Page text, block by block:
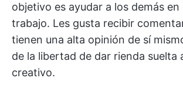
objetivo es ayudar a los demás en
trabajo. Les gusta recibir
tienen una alta opinión de sí
de la libertad de dar rienda suelta
creativo.